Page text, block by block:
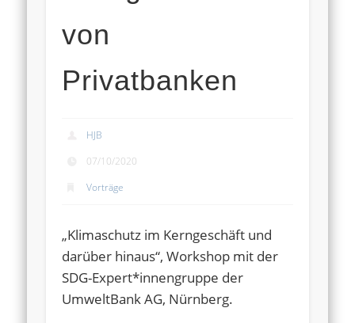
von
Privatbanken
HJB
07/10/2020
Vorträge
„Klimaschutz im Kerngeschäft und
darüber hinaus“, Workshop mit der
SDG-Expert*innengruppe der
UmweltBank AG, Nürnberg.